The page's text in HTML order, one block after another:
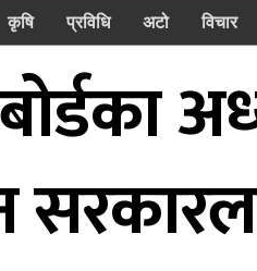
कृषि प्रविधि अटो विचार